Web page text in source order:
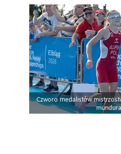
Czworo medalistów